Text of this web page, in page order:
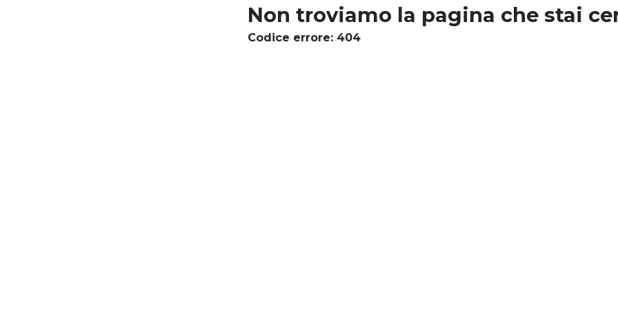
Non troviamo la pagina che stai
Codice errore: 404